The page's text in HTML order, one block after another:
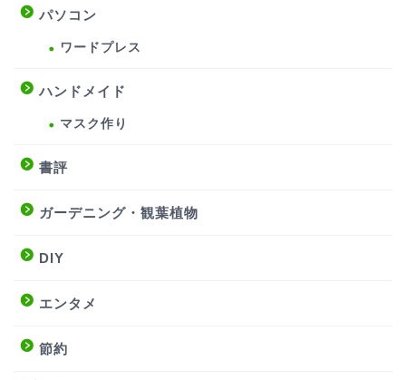
パソコン
ワードプレス
ハンドメイド
マスク作り
書評
ガーデニング・観葉植物
DIY
エンタメ
節約